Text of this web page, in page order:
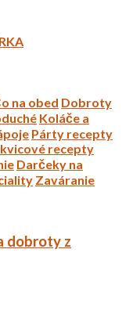
na obed Dobroty
Koláče a
Párty recepty
recepty
Darčeky na
Zaváranie
dobroty z